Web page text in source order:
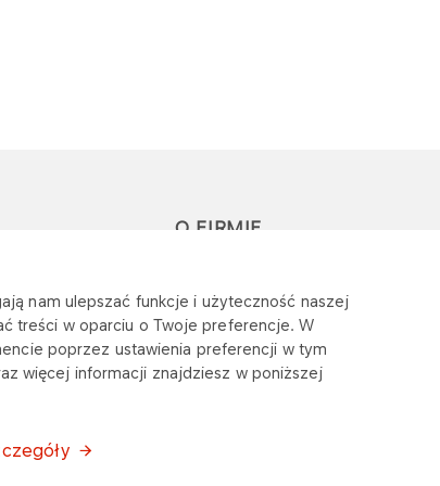
nam ulepszać funkcje i użyteczność naszej
treści w oparciu o Twoje preferencje. W
poprzez ustawienia preferencji w tym
więcej informacji znajdziesz w poniższej
O FIRMIE
Zintegrowany
System Zarządzania